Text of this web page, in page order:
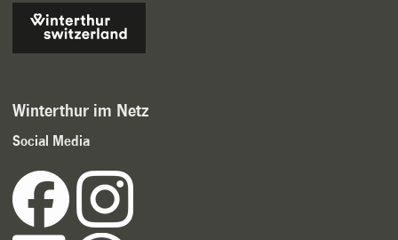
Winterthur im Netz
Social Media